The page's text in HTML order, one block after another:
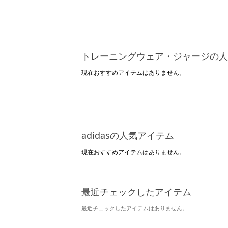
トレーニングウェア・ジャージの
現在おすすめアイテムはありません。
adidasの人気アイテム
現在おすすめアイテムはありません。
最近チェックしたアイテム
最近チェックしたアイテムはありません。